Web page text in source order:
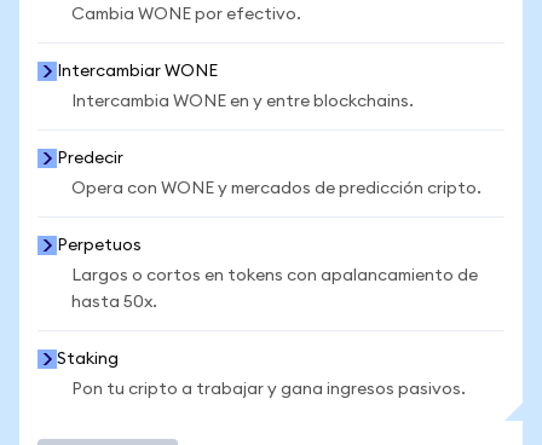
Cambia WONE por efectivo.
Intercambiar WONE
Intercambia WONE en y entre blockchains.
Predecir
Opera con WONE y mercados de predicción cripto.
Perpetuos
Largos o cortos en tokens con apalancamiento de
hasta 50x.
Staking
Pon tu cripto a trabajar y gana ingresos pasivos.